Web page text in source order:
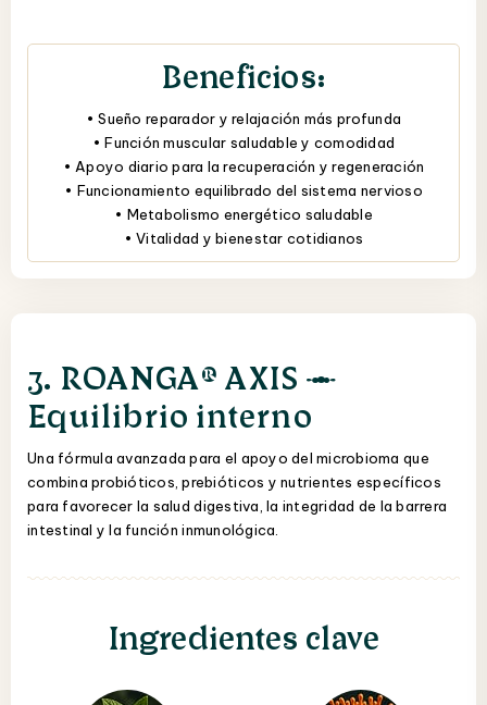
Beneficios:
• Sueño reparador y relajación más profunda
• Función muscular saludable y comodidad
• Apoyo diario para la recuperación y regeneración
• Funcionamiento equilibrado del sistema nervioso
• Metabolismo energético saludable
• Vitalidad y bienestar cotidianos
3. ROANGA® AXIS —
Equilibrio interno
Una fórmula avanzada para el apoyo del microbioma que
combina probióticos, prebióticos y nutrientes específicos
para favorecer la salud digestiva, la integridad de la barrera
intestinal y la función inmunológica.
Ingredientes clave